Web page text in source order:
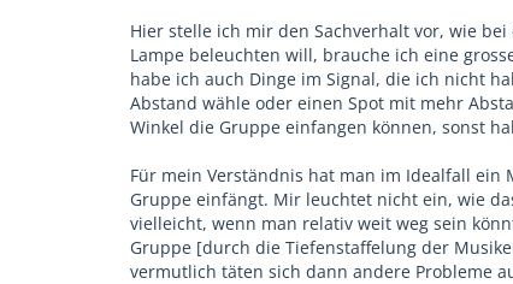
Hier stelle ich mir den Sachverhalt vor, wie
Lampe beleuchten will, brauche ich eine
habe ich auch Dinge im Signal, die ich nicht
Abstand wähle oder einen Spot mit mehr
Winkel die Gruppe einfangen können, sonst
Für mein Verständnis hat man im Idealfall ein
Gruppe einfängt. Mir leuchtet nicht ein, wie
vielleicht, wenn man relativ weit weg sein
Gruppe [durch die Tiefenstaffelung der
vermutlich täten sich dann andere Probleme